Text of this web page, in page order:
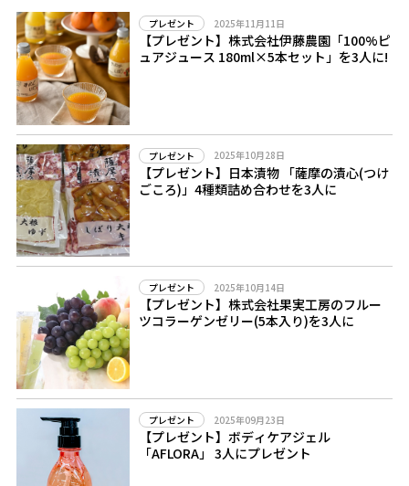
プレゼント 2025年11月11日
【プレゼント】株式会社伊藤農園「100%ピ
ュアジュース 180ml×5本セット」を3人に!
プレゼント 2025年10月28日
【プレゼント】日本漬物 「薩摩の漬心(つけ
ごころ)」4種類詰め合わせを3人に
プレゼント 2025年10月14日
【プレゼント】株式会社果実工房のフルー
ツコラーゲンゼリー(5本入り)を3人に
プレゼント 2025年09月23日
【プレゼント】ボディケアジェル
「AFLORA」 3人にプレゼント